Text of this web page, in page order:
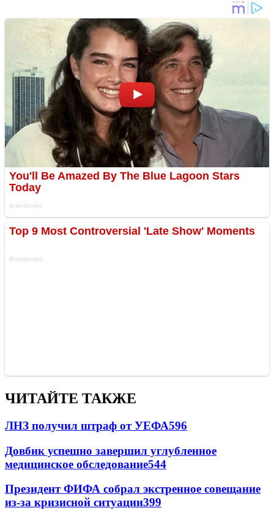
ЧИТАЙТЕ ТАКЖЕ
ЛНЗ получил штраф от УЕФА596
Довбик успешно завершил углубленное
медицинское обследование544
Президент ФИФА собрал экстренное совещание
из-за кризисной ситуации399